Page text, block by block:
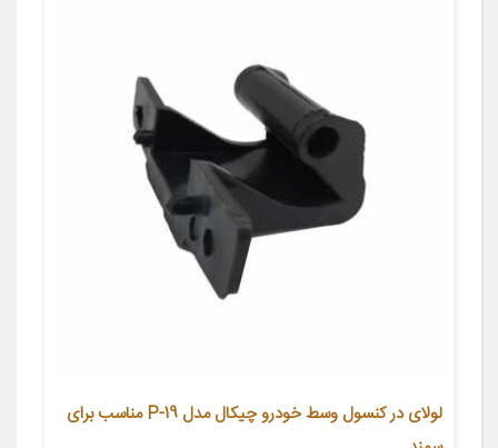
لولای در کنسول وسط خودرو چیکال مدل P-19 مناسب برای